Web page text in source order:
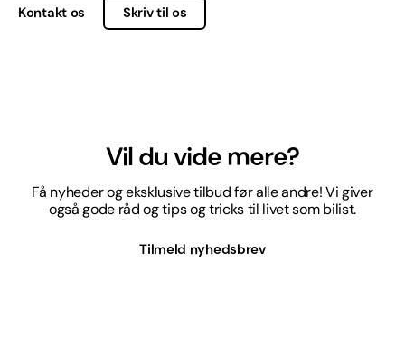
Kontakt os Skriv til os
Vil du vide mere?
Få nyheder og eksklusive tilbud før alle andre! Vi giver
også gode råd og tips og tricks til livet som bilist.
Tilmeld nyhedsbrev